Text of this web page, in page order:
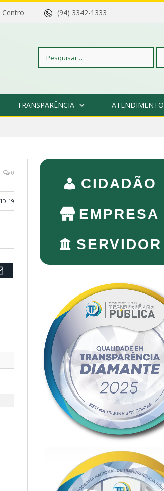
– Centro (94) 3342-1333
Pesquisar
TRANSPARÊNCIA ATENDIMENTO
0
19
Email
CIDADÃO
EMPRESA
SERVIDOR